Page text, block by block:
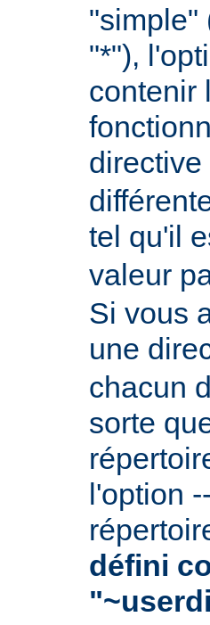
"simple"
"*"),
contenir
directive
tel qu'il
valeur
Si vous
une
chacun
sorte
l'option
défini